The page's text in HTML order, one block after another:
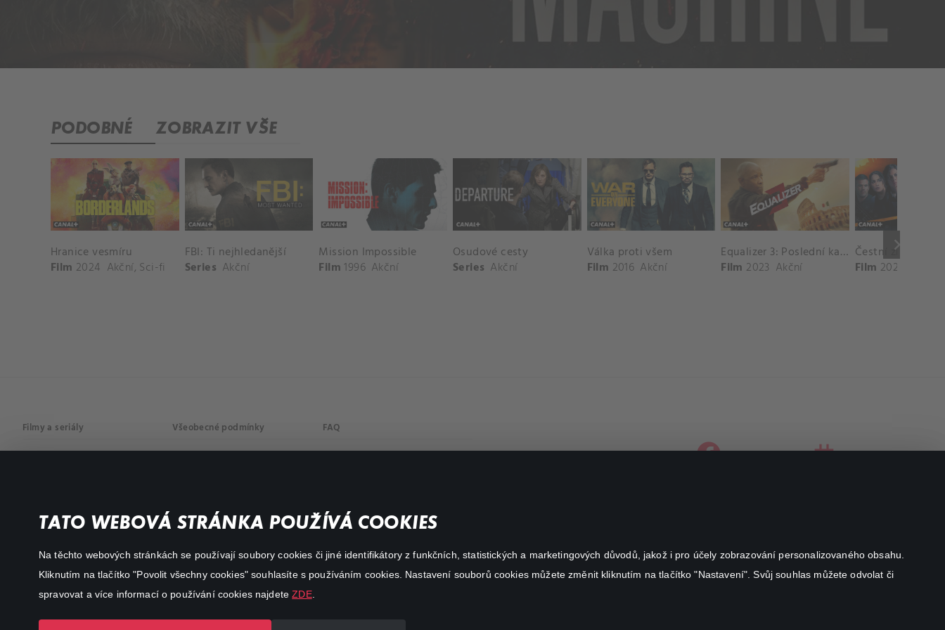
TATO WEBOVÁ STRÁNKA POUŽÍVÁ COOKIES
Na těchto webových stránkách se používají soubory cookies či jiné identifikátory z funkčních, statistických a marketingových důvodů, jakož i pro účely zobrazování personalizovaného obsahu.
Kliknutím na tlačítko "Povolit všechny cookies" souhlasíte s používáním cookies. Nastavení souborů cookies můžete změnit kliknutím na tlačítko "Nastavení". Svůj souhlas můžete odvolat či
spravovat a více informací o používání cookies najdeteZDE.
PODOBNÉ ZOBRAZIT VŠE
keyboard_arrow_right
Hranice vesmíru
Film 2024 Akční, Sci-fi
FBI: Ti nejhledanější
Series Akční
Mission Impossible
Film 1996 Akční
Osudové cesty
Series Akční
Válka proti všem
Film 2016 Akční
Equalizer 3: Poslední kapitola
Film 2023 Akční
Čestní zloději
Film 2023
Filmy a seriály
Akční
Všeobecné podmínky FAQ
facebookinstagram
Canal+ Luxembourg S. à r.l. se sídlem Rue Albert Borschette 4,